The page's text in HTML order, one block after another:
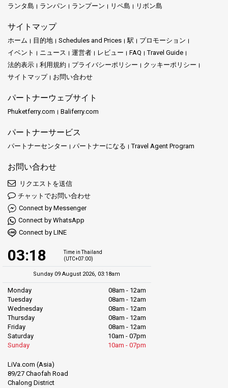
ランタ島
ランパン ランプーン リペ島 リボン島
サイトマップ
ホーム 目的地 Schedules and Prices 駅
プロモーション
イベント
ニュース 運営者 レビュー FAQ
Travel Guide
法的表示
利用規約 プライバシーポリシー
クッキーポリシー
サイトマップ
お問い合わせ
パートナーウェブサイト
Phuketferry.com Baliferry.com
パートナーサービス
パートナーセンター パートナーになる Travel Agent Program
お問い合わせ
リクエストを送信
チャットでお問い合わせ
Connect by Messenger
Connect by WhatsApp
Connect by LINE
03:18
Time in Thailand
(UTC+07:00)
Sunday 09 August 2026, 03:18am
Monday
08am - 12am
Tuesday
08am - 12am
Wednesday
08am - 12am
Thursday
08am - 12am
Friday
08am - 12am
Saturday
10am - 07pm
Sunday
10am - 07pm
LiVa.com (Asia)
89/27 Chaofah Road
Chalong District